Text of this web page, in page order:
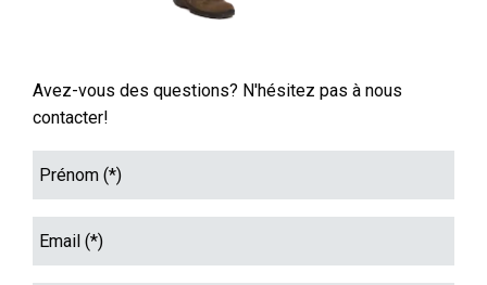
Avez-vous des questions? N'hésitez pas à nous
contacter!
(*)
(*)